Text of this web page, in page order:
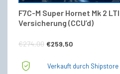
F7C-M Super Hornet Mk 2
Versicherung (CCU’d)
€274,00 Ursprünglicher
€259,50
Verkauft durch Shipstore